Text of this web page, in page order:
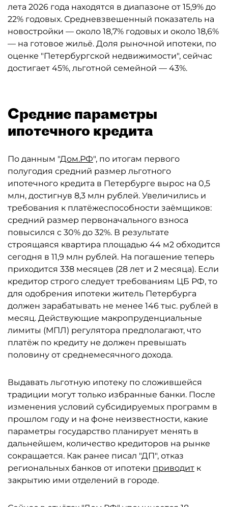
лета 2026 года находятся в диапазоне от 15,9% до
22% годовых. Средневзвешенный показатель на
новостройки — около 18,7% годовых и около 18,6%
— на готовое жильё. Доля рыночной ипотеки, по
оценке "Петербургской недвижимости", сейчас
достигает 45%, льготной семейной — 43%.
Средние параметры
ипотечного кредита
По данным "Дом.РФ", по итогам первого
полугодия средний размер льготного
ипотечного кредита в Петербурге вырос на 0,5
млн, достигнув 8,3 млн рублей. Увеличились и
требования к платёжеспособности заёмщиков:
средний размер первоначального взноса
повысился с 30% до 32%. В результате
строящаяся квартира площадью 44 м2 обходится
сегодня в 11,9 млн рублей. На погашение теперь
приходится 338 месяцев (28 лет и 2 месяца). Если
кредитор строго следует требованиям ЦБ РФ, то
для одобрения ипотеки житель Петербурга
должен зарабатывать не менее 146 тыс. рублей в
месяц. Действующие макропруденциальные
лимиты (МПЛ) регулятора предполагают, что
платёж по кредиту не должен превышать
половину от среднемесячного дохода.
Выдавать льготную ипотеку по сложившейся
традиции могут только избранные банки. После
изменения условий субсидируемых программ в
прошлом году и на фоне неизвестности, какие
параметры государство планирует менять в
дальнейшем, количество кредиторов на рынке
сокращается. Как ранее писал "ДП", отказ
региональных банков от ипотеки приводит к
закрытию ими отделений в городе.